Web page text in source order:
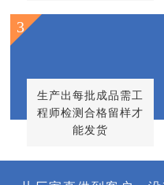
生产出每批成品需工
程师检测合格留样才
能发货
3